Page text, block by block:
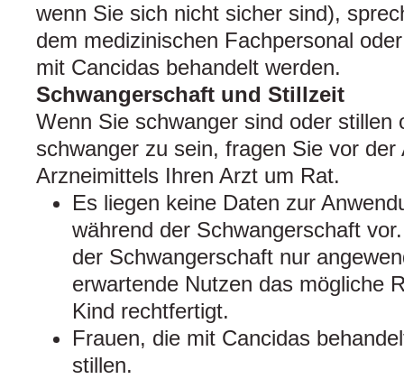
wenn Sie sich nicht sicher sind),
dem medizinischen Fachpersonal
mit Cancidas behandelt werden.
Schwangerschaft und Stillzeit
Wenn Sie schwanger sind oder stillen
schwanger zu sein, fragen Sie vor der
Arzneimittels Ihren Arzt um Rat.
Es liegen keine Daten zur
während der Schwangerschaft
der Schwangerschaft nur
erwartende Nutzen das mögliche
Kind rechtfertigt.
Frauen, die mit Cancidas
stillen.